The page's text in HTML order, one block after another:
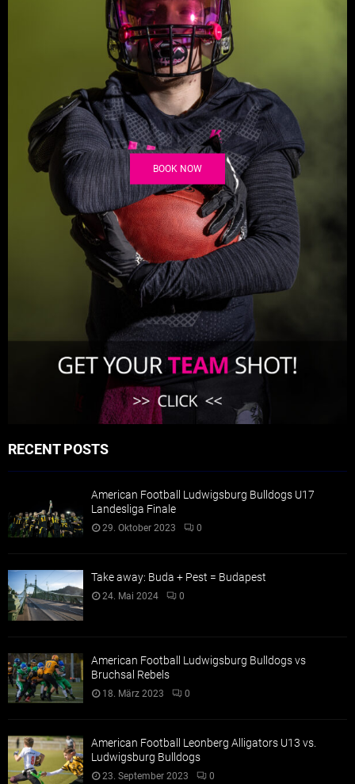
BOOK NOW
RECENT POSTS
American Football Ludwigsburg Bulldogs U17
Landesliga Finale
29. Oktober 2023 0
Take away: Buda + Pest = Budapest
24. Mai 2024 0
American Football Ludwigsburg Bulldogs vs
Bruchsal Rebels
18. März 2023 0
American Football Leonberg Alligators U13 vs.
Ludwigsburg Bulldogs
23. September 2023 0